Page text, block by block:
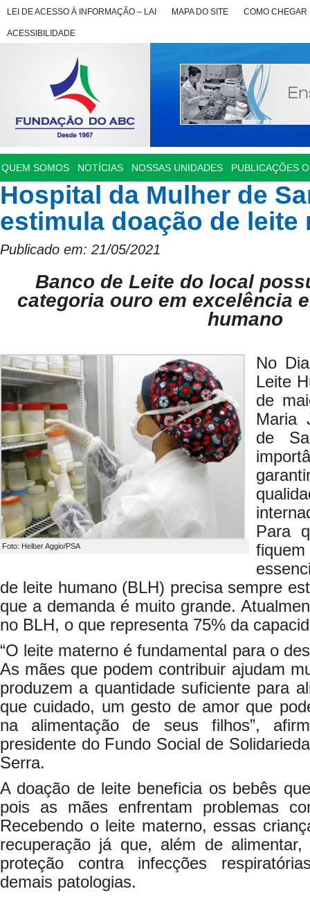
LEI DE ACESSO À INFORMAÇÃO – LAI MAPA DO SITE COMO CHEGAR
ACESSIBILIDADE
QUEM SOMOS NOTÍCIAS NOSSAS UNIDADES PUBLICAÇÕES
Hospital da Mulher de
estimula doação de leite
Publicado em: 21/05/2021
Banco de Leite do local
categoria ouro em excelência
humano
Foto: Helber Aggio/PSA
No
Leite
de
Maria
de
Para
de leite humano (BLH) precisa sempre
que a demanda é muito grande.
no BLH, o que representa 75% da
“O leite materno é fundamental para o
As mães que podem contribuir ajudam
produzem a quantidade suficiente para
que cuidado, um gesto de amor que
na alimentação de seus filhos”,
presidente do Fundo Social de
Serra.
A doação de leite beneficia os bebês
pois as mães enfrentam problemas
Recebendo o leite materno, essas
recuperação já que, além de
proteção contra infecções
demais patologias.